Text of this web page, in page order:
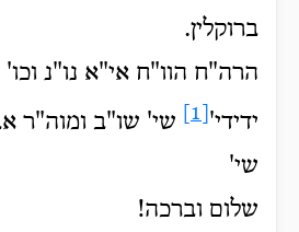
ברוקלין.
הרה"ח הוו"ח אי"א נו"נ
ידידי'
שי' שו"ב ומוה"ר
שי'
שלום וברכה!